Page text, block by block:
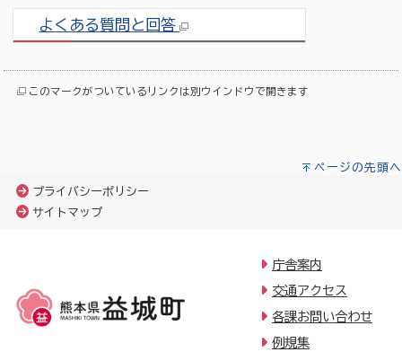
よくある質問と回答
このマークがついているリンクは別ウインドウで開きます
ページの先頭へ
プライバシーポリシー
サイトマップ
庁舎案内
交通アクセス
各課お問い合わせ
例規集